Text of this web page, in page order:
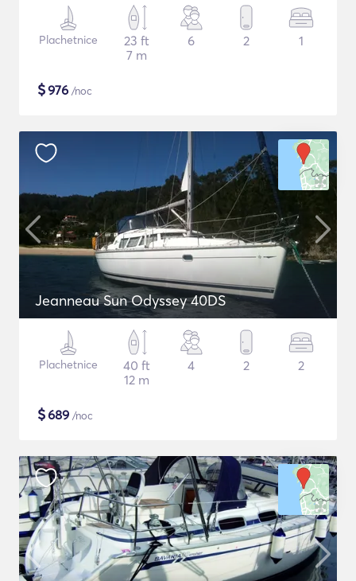
Plachetnice
23 ft
7 m
6 2 1
$976 /noc
Jeanneau Sun Odyssey 40DS
Plachetnice
40 ft
12 m
4 2 2
$689 /noc